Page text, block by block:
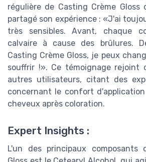
régulière de Casting Crème Gloss
partagé son expérience : «J'ai
très sensibles. Avant, chaque
calvaire à cause des brûlures.
Casting Crème Gloss, je peux
souffrir !». Ce témoignage rejoint
autres utilisateurs, citant des
concernant le confort
cheveux après coloration.
Expert Insights :
L'un des principaux composants